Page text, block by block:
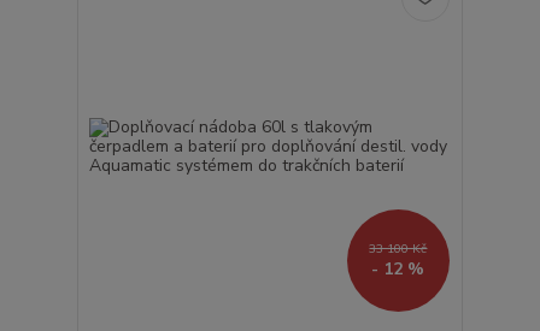
33 100 Kč
- 12 %